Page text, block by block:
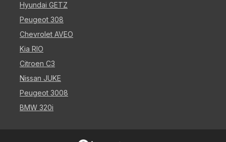
Hyundai GETZ
Peugeot 308
Chevrolet AVEO
Kia RIO
Citroen C3
Nissan JUKE
Peugeot 3008
BMW 320i